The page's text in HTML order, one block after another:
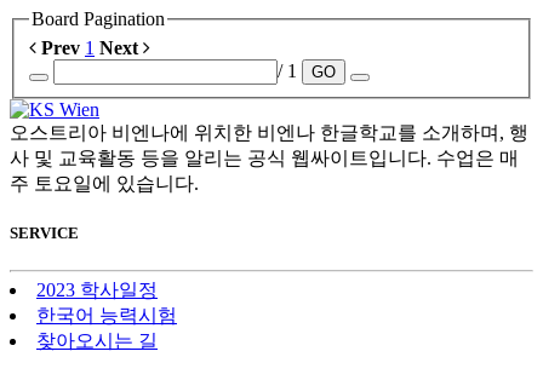
Board Pagination
Prev 1 Next
/ 1
GO
오스트리아 비엔나에 위치한 비엔나 한글학교를 소개하며, 행
사 및 교육활동 등을 알리는 공식 웹싸이트입니다. 수업은 매
주 토요일에 있습니다.
SERVICE
2023 학사일정
한국어 능력시험
찾아오시는 길